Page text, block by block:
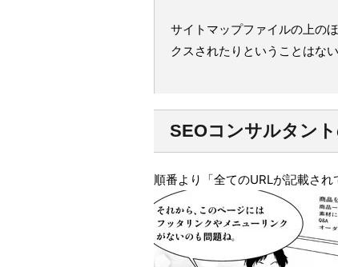
サイトマップファイルの上の
クスされたりということはな
SEOコンサルタン
順番より「全てのURLが記載され